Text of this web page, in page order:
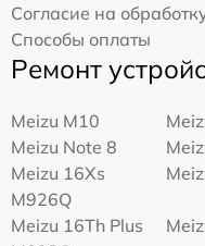
Согласие на
Способы оплаты
Ремонт
Meizu M10
Meizu Note 8
Meizu 16Xs
M926Q
Meizu 16Th Plus